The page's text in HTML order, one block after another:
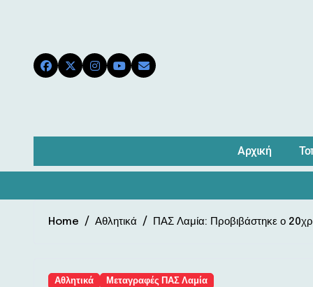
Αρχική
Home Αθλητικά ΠΑΣ Λαμία: Προβιβάστηκε ο
Αθλητικά Μεταγραφές ΠΑΣ Λαμία